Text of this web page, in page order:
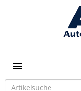
Toggle navigation